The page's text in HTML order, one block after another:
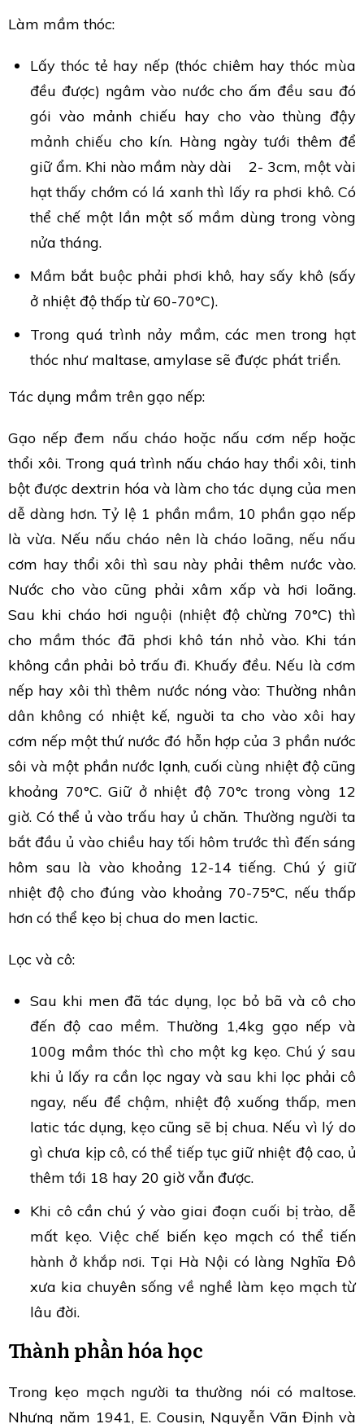
Làm mầm thóc:
Lấy thóc tẻ hay nếp (thóc chiêm hay thóc mùa
đều được) ngâm vào nước cho ấm đều sau đó
gói vào mảnh chiếu hay cho vào thùng đậy
mảnh chiếu cho kín. Hàng ngày tưới thêm để
giữ ẩm. Khi nào mầm này dài 2- 3cm, một vài
hạt thấy chớm có lá xanh thì lấy ra phơi khô. Có
thể chế một lần một số mầm dùng trong vòng
nửa tháng.
Mầm bắt buộc phải phơi khô, hay sấy khô (sấy
ở nhiệt độ thấp từ 60-70°C).
Trong quá trình nảy mầm, các men trong hạt
thóc như maltase, amylase sẽ được phát triển.
Tác dụng mầm trên gạo nếp:
Gạo nếp đem nấu cháo hoặc nấu cơm nếp hoặc
thổi xôi. Trong quá trình nấu cháo hay thổi xôi, tinh
bột được dextrin hóa và làm cho tác dụng của men
dễ dàng hơn. Tỷ lệ 1 phần mầm, 10 phần gạo nếp
là vừa. Nếu nấu cháo nên là cháo loãng, nếu nấu
cơm hay thổi xôi thì sau này phải thêm nước vào.
Nước cho vào cũng phải xâm xấp và hơi loãng.
Sau khi cháo hơi nguội (nhiệt độ chừng 70°C) thì
cho mầm thóc đã phơi khô tán nhỏ vào. Khi tán
không cần phải bỏ trấu đi. Khuấy đều. Nếu là cơm
nếp hay xôi thì thêm nước nóng vào: Thường nhân
dân không có nhiệt kế, nguời ta cho vào xôi hay
cơm nếp một thứ nước đó hỗn hợp của 3 phần nước
sôi và một phần nước lạnh, cuối cùng nhiệt độ cũng
khoảng 70°C. Giữ ở nhiệt độ 70°c trong vòng 12
giờ. Có thể ủ vào trấu hay ủ chăn. Thường người ta
bắt đầu ủ vào chiều hay tối hôm trước thì đến sáng
hôm sau là vào khoảng 12-14 tiếng. Chú ý giữ
nhiệt độ cho đúng vào khoảng 70-75°C, nếu thấp
hơn có thể kẹo bị chua do men lactic.
Lọc và cô:
Sau khi men đã tác dụng, lọc bỏ bã và cô cho
đến độ cao mềm. Thường 1,4kg gạo nếp và
100g mầm thóc thì cho một kg kẹo. Chú ý sau
khi ủ lấy ra cần lọc ngay và sau khi lọc phải cô
ngay, nếu để chậm, nhiệt độ xuống thấp, men
latic tác dụng, kẹo cũng sẽ bị chua. Nếu vì lý do
gì chưa kịp cô, có thể tiếp tục giữ nhiệt độ cao, ủ
thêm tới 18 hay 20 giờ vẫn được.
Khi cô cần chú ý vào giai đoạn cuối bị trào, dễ
mất kẹo. Việc chế biến kẹo mạch có thể tiến
hành ở khắp nơi. Tại Hà Nội có làng Nghĩa Đô
xưa kia chuyên sống về nghề làm kẹo mạch từ
lâu đời.
Thành phần hóa học
Trong kẹo mạch người ta thường nói có maltose.
Nhưng năm 1941, E. Cousin, Nguyễn Vãn Định và